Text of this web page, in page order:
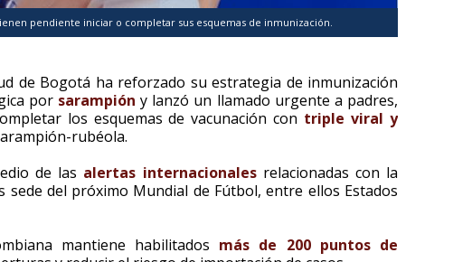
pendiente iniciar o completar sus esquemas de inmunización.
de Bogotá ha reforzado su estrategia de inmunización
por sarampión y lanzó un llamado urgente a padres,
los esquemas de vacunación con triple viral y
rubéola.
de las alertas internacionalesrelacionadas con la
sede del próximo Mundial de Fútbol, entre ellos Estados
mantiene habilitados más de 200 puntos de